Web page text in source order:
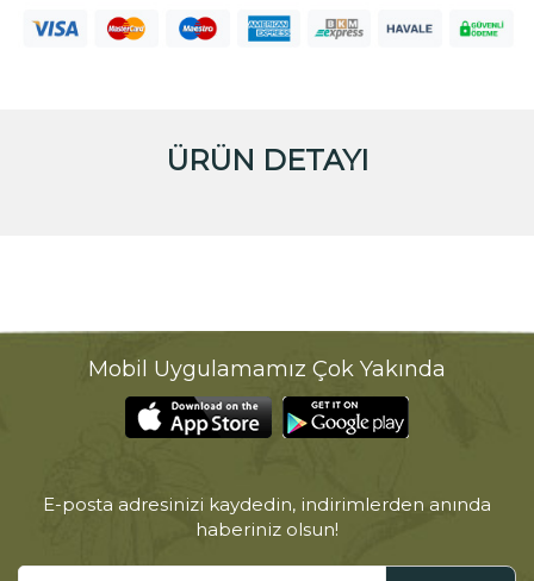
ÜRÜN DETAYI
Mobil Uygulamamız Çok Yakında
E-posta adresinizi kaydedin, indirimlerden anında
haberiniz olsun!